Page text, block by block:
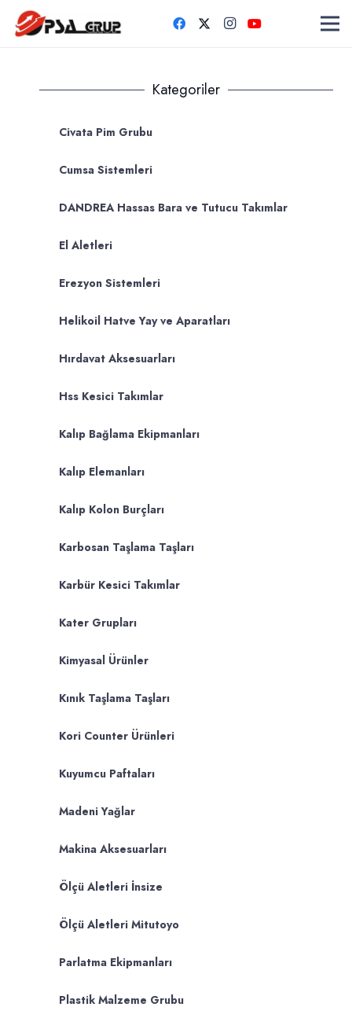
Kategoriler
Civata Pim Grubu
Cumsa Sistemleri
DANDREA Hassas Bara ve Tutucu Takımlar
El Aletleri
Erezyon Sistemleri
Helikoil Hatve Yay ve Aparatları
Hırdavat Aksesuarları
Hss Kesici Takımlar
Kalıp Bağlama Ekipmanları
Kalıp Elemanları
Kalıp Kolon Burçları
Karbosan Taşlama Taşları
Karbür Kesici Takımlar
Kater Grupları
Kimyasal Ürünler
Kınık Taşlama Taşları
Kori Counter Ürünleri
Kuyumcu Paftaları
Madeni Yağlar
Makina Aksesuarları
Ölçü Aletleri İnsize
Ölçü Aletleri Mitutoyo
Parlatma Ekipmanları
Plastik Malzeme Grubu